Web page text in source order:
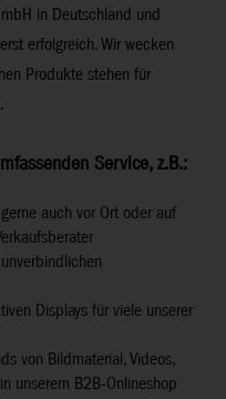
in Deutschland und
erfolgreich. Wir wecken
Produkte stehen für
Service, z.B.:
auch vor Ort oder auf
Displays für viele unserer
von Bildmaterial, Videos,
unserem B2B-Onlineshop